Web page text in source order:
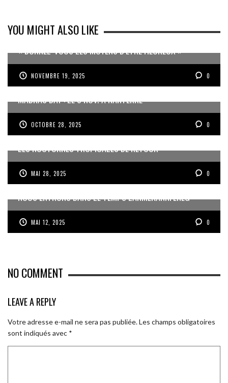
YOU MIGHT ALSO LIKE
« DONNEZ-VOUS LES MOYENS D’ÊTRE HEUREUX »
NOVEMBRE 19, 2025 0
MADRAS DAY : LE 8 NOV. À NANTERRE
OCTOBRE 28, 2025 0
LES NOCTURNES TROPICALES DE RETOUR
MAI 28, 2025 0
NOUS ENTRONS DANS LE TEMPS LANMÈKANNFÈNÈG
MAI 12, 2025 0
NO COMMENT
LEAVE A REPLY
Votre adresse e-mail ne sera pas publiée.Les champs obligatoires
sont indiqués avec *